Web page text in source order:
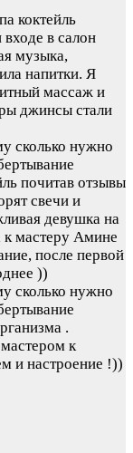
коктейль
в салон
музыка,
напитки. Я
массаж и
джинсы стали
сколько нужно
почитав отзывы
свечи и
девушка на
к мастеру Амине
после первой
))
сколько нужно
.
к
и настроение !))